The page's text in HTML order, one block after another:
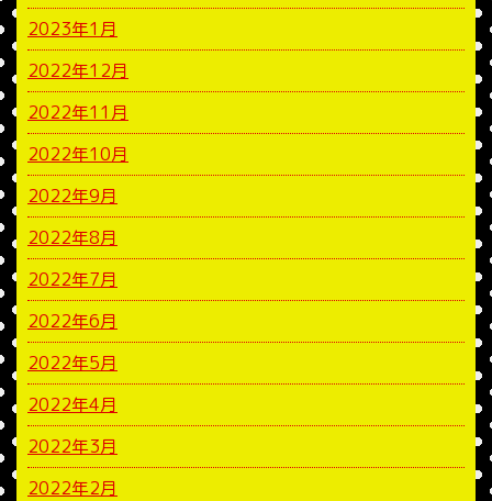
2023年1月
2022年12月
2022年11月
2022年10月
2022年9月
2022年8月
2022年7月
2022年6月
2022年5月
2022年4月
2022年3月
2022年2月